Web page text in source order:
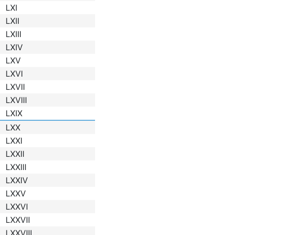
LXI
LXII
LXIII
LXIV
LXV
LXVI
LXVII
LXVIII
LXIX
LXX
LXXI
LXXII
LXXIII
LXXIV
LXXV
LXXVI
LXXVII
LXXVIII